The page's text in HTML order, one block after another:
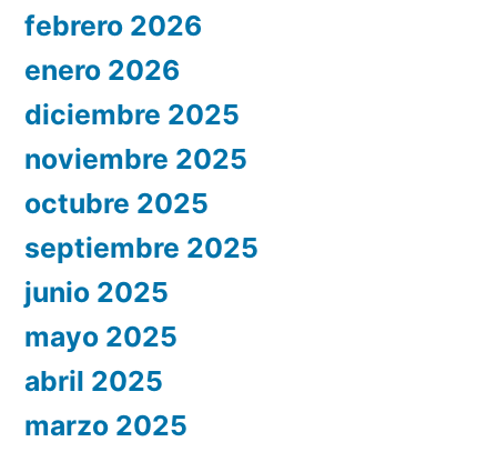
febrero 2026
enero 2026
diciembre 2025
noviembre 2025
octubre 2025
septiembre 2025
junio 2025
mayo 2025
abril 2025
marzo 2025